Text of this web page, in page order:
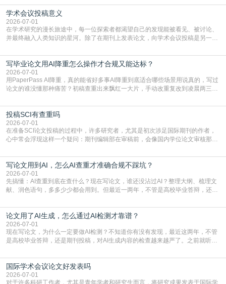
质量，更能在此过程中深化对学术写作的理解。如何系统、高效地打磨自己的论
文，使其在语言和学术表达上更符合国际期刊的要求，是每位研究者值得投入学
习的技能。本篇AEIC学术交流中心小编就为大家介
学术会议投稿意义
2026-07-01
在学术研究的漫长旅途中，每一位探索者都渴望自己的发现能被看见、被讨论、
并最终融入人类知识的星河。除了在期刊上发表论文，向学术会议投稿是另一个
广阔学术天地的大门，连接着个体研究与社会网络。本篇AEIC学术交流中心小编
就为大家介绍“学术会议投稿意义”。一、加速研究成果的传播与反馈学术会议通
常具有周期短、时效性强的特点。相比期刊漫长的
写毕业论文用AI降重怎么操作才合规又能达标？
2026-07-01
用PaperPass AI降重，真的能省好多事AI降重到底适合哪些场景用说真的，写过
论文的谁没懂那种痛苦？初稿查重出来飘红一大片，手动改重复改到凌晨两三
到秃头。这时候靠谱的AI降重真的就是救命稻草，选对工具，半天就能搞定你两
三天都做不完的事。不是所有人都需要用AI降重，但如果你符合下面这些场景，
真的可以试试：初稿写完重复率远超要
投稿SCI有查重吗
2026-07-01
在准备SCI论文投稿的过程中，许多研究者，尤其是初次涉足国际期刊的作者，
心中常会浮现这样一个疑问：期刊编辑部在审稿前，会像国内学位论文审核那
论文的初审通过率。实际上，SCI期刊对重复内容的审查是严谨投稿流程中不可
或缺的一环。本篇AEIC学术交流中心小编就为大家介绍“投稿SCI有查重吗”。
一、查重是标准流程答案是明确的：绝大多数S
写论文用到AI，怎么AI查重才准确合规不踩坑？
2026-07-01
先搞懂：AI查重到底在查什么？现在写论文，谁还没沾过AI？整理大纲、梳理文
献、润色语句，多多少少都会用到。但最近一两年，不管是高校毕业答辩，还是
须加做AI查重。很多人分不清，AI查重和普通查重到底有啥区别？这里说透：普
通查重查的是你的文字和已公开文献的重复比例，防的是抄袭；AI查重查的是你
的内容里，有多少是AI生成的，防的是过
论文用了AI生成，怎么通过AI检测才靠谱？
2026-07-01
现在写论文，为什么一定要做AI检测？不知道你有没有发现，最近这两年，不管
是高校毕业答辩，还是期刊投稿，对AI生成内容的检查越来越严了。之前就听身
要求修改，还差点被判定学术不规范，真的太冤了。现在国内多数高校和核心期
刊，都已经明确出台了相关规定：如果使用AI生成内容辅助写作，必须明确标
注，未标注的AI生成内容会被认定为不符合学
国际学术会议论文好发表吗
2026-07-01
对于许多科研工作者，尤其是青年学者和研究生而言，将研究成果发表于国际学